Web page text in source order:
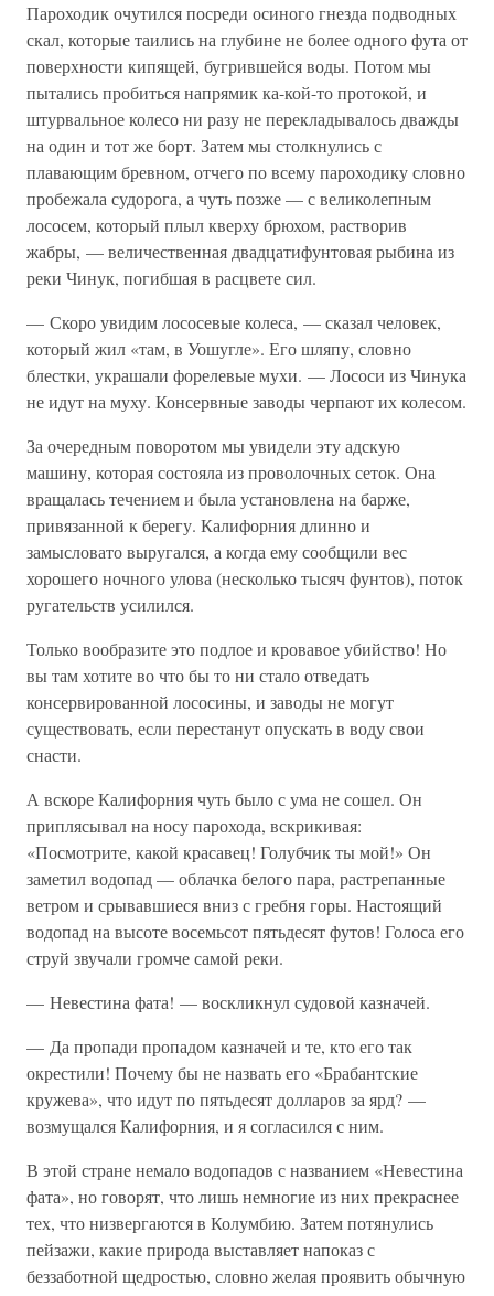
Пароходик очутился посреди осиного гнезда подводных
скал, которые таились на глубине не более одного фута от
поверхности кипящей, бугрившейся воды. Потом мы
пытались пробиться напрямик ка-кой-то протокой, и
штурвальное колесо ни разу не перекладывалось дважды
на один и тот же борт. Затем мы столкнулись с
плавающим бревном, отчего по всему пароходику словно
пробежала судорога, а чуть позже — с великолепным
лососем, который плыл кверху брюхом, растворив
жабры, — величественная двадцатифунтовая рыбина из
реки Чинук, погибшая в расцвете сил.
— Скоро увидим лососевые колеса, — сказал человек,
который жил «там, в Уошугле». Его шляпу, словно
блестки, украшали форелевые мухи. — Лососи из Чинука
не идут на муху. Консервные заводы черпают их колесом.
За очередным поворотом мы увидели эту адскую
машину, которая состояла из проволочных сеток. Она
вращалась течением и была установлена на барже,
привязанной к берегу. Калифорния длинно и
замысловато выругался, а когда ему сообщили вес
хорошего ночного улова (несколько тысяч фунтов), поток
ругательств усилился.
Только вообразите это подлое и кровавое убийство! Но
вы там хотите во что бы то ни стало отведать
консервированной лососины, и заводы не могут
существовать, если перестанут опускать в воду свои
снасти.
А вскоре Калифорния чуть было с ума не сошел. Он
приплясывал на носу парохода, вскрикивая:
«Посмотрите, какой красавец! Голубчик ты мой!» Он
заметил водопад — облачка белого пара, растрепанные
ветром и срывавшиеся вниз с гребня горы. Настоящий
водопад на высоте восемьсот пятьдесят футов! Голоса его
струй звучали громче самой реки.
— Невестина фата! — воскликнул судовой казначей.
— Да пропади пропадом казначей и те, кто его так
окрестили! Почему бы не назвать его «Брабантские
кружева», что идут по пятьдесят долларов за ярд? —
возмущался Калифорния, и я согласился с ним.
В этой стране немало водопадов с названием «Невестина
фата», но говорят, что лишь немногие из них прекраснее
тех, что низвергаются в Колумбию. Затем потянулись
пейзажи, какие природа выставляет напоказ с
беззаботной щедростью, словно желая проявить обычную